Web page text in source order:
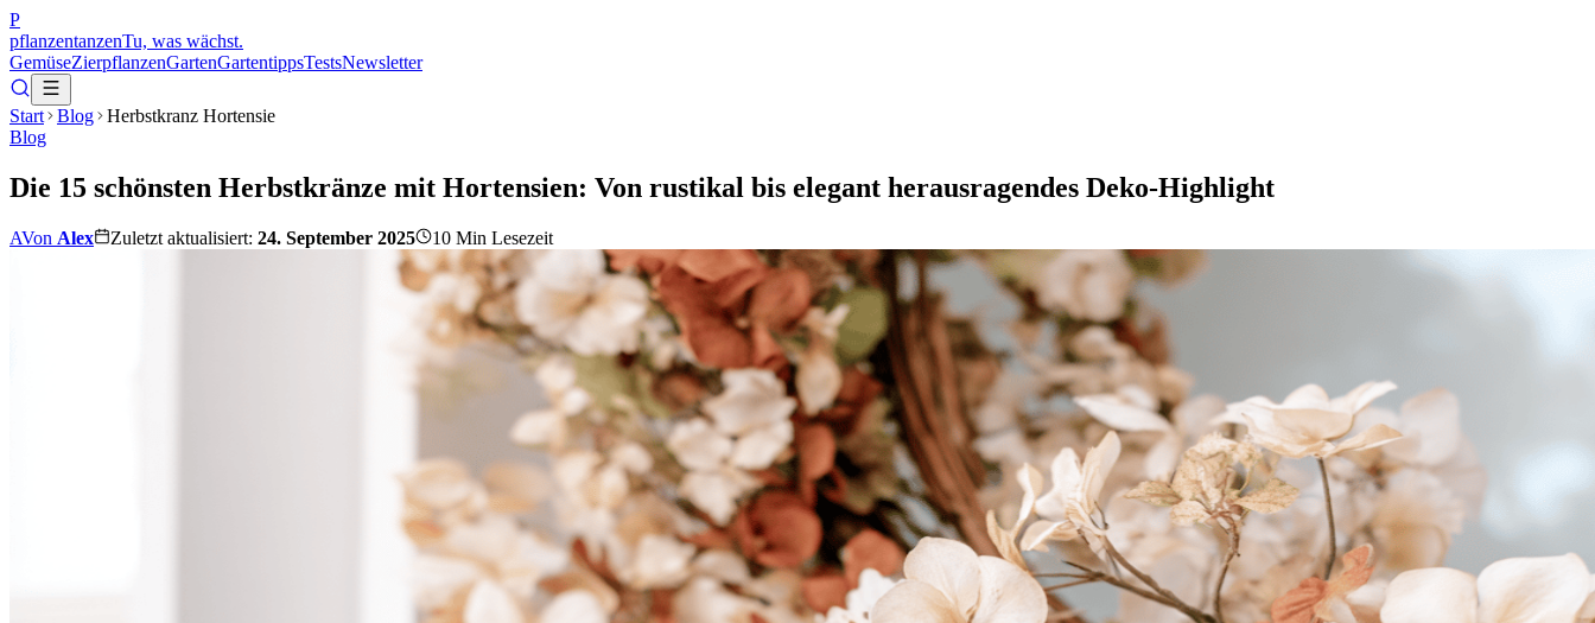
P
pflanzentanzenTu, was wächst.
GemüseZierpflanzenGartenGartentippsTestsNewsletter
Start Blog
Herbstkranz Hortensie
Blog
Die 15 schönsten Herbstkränze mit Hortensien: Von rustikal bis elegant herausragendes Deko-Highlight
AVon Alex Zuletzt aktualisiert: 24. September 2025 10 Min Lesezeit